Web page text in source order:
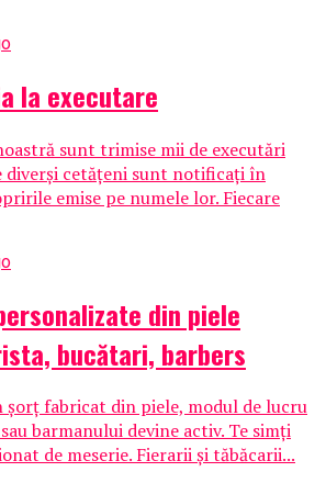
la executare
sunt trimise mii de executări
diverși cetățeni sunt notificați în
emise pe numele lor. Fiecare
din piele
bucătari, barbers
șorț fabricat din piele, modul de lucru
barmanului devine activ. Te simți
de meserie. Fierarii și tăbăcarii...